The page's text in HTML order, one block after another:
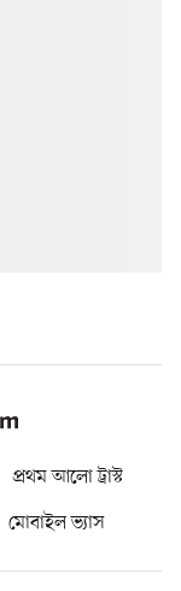
প্রথম আলো ট্রাস্ট
মোবাইল ভ্যাস